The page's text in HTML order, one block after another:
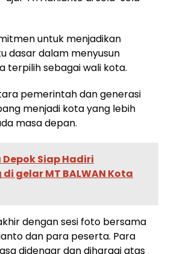
untuk menjadikan
dasar dalam menyusun
sebagai wali kota.
pemerintah dan generasi
menjadi kota yang lebih
masa depan.
Depok Siap Hadiri
gelar MT BALWAN Kota
dengan sesi foto bersama
dan para peserta. Para
didengar dan dihargai atas